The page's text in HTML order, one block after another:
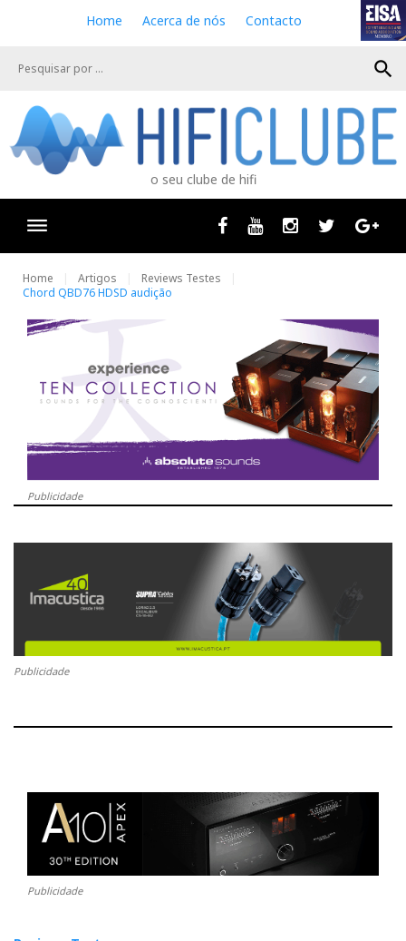
e
Home Acerca de nós Contacto
search
o seu clube de hifi
Facebook
Youtube InstagramTwitter
Home Artigos
Reviews Testes
Chord QBD76 HDSD audição
Publicidade
Publicidade
Publicidade